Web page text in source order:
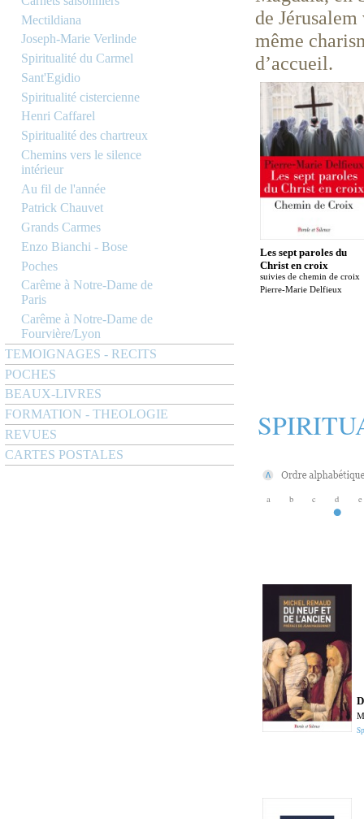
Mectildiana
Joseph-Marie Verlinde
Spiritualité du Carmel
Sant'Egidio
Spiritualité cistercienne
Henri Caffarel
Spiritualité des chartreux
Chemins vers le silence
intérieur
Au fil de l'année
Patrick Chauvet
Grands Carmes
Enzo Bianchi - Bose
Poches
Carême à Notre-Dame de
Paris
Carême à Notre-Dame de
Fourvière/Lyon
TEMOIGNAGES - RECITS
POCHES
BEAUX-LIVRES
FORMATION - THEOLOGIE
REVUES
CARTES POSTALES
de
même
d’accueil.
Les sept paroles du
Christ en croix
suivies de chemin de croix
Pierre-Marie Delfieux
a b c d e